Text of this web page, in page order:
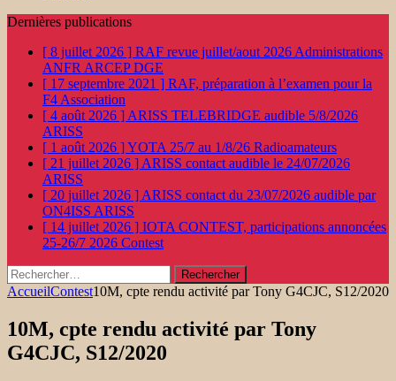
Dernières publications
[ 8 juillet 2026 ] RAF revue juillet/aout 2026 Administrations
ANFR ARCEP DGE
[ 17 septembre 2021 ] RAF, préparation à l’examen pour la
F4 Association
[ 4 août 2026 ] ARISS TELEBRIDGE audible 5/8/2026
ARISS
[ 1 août 2026 ]YOTA 25/7 au 1/8/26 Radioamateurs
[ 21 juillet 2026 ] ARISS contact audible le 24/07/2026
ARISS
[ 20 juillet 2026 ] ARISS contact du 23/07/2026 audible par
ON4ISS ARISS
[ 14 juillet 2026 ] IOTA CONTEST, participations annoncées
25-26/7 2026 Contest
Rechercher :
AccueilContest10M, cpte rendu activité par Tony G4CJC, S12/2020
10M, cpte rendu activité par Tony
G4CJC, S12/2020